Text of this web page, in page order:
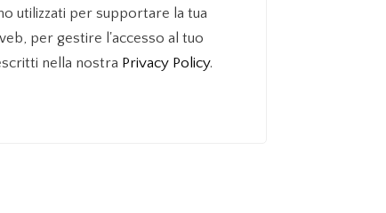
utilizzati per supportare la tua
per gestire l'accesso al tuo
nella nostra Privacy Policy.